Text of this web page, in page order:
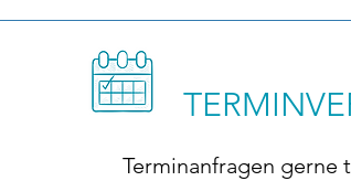
Terminanfragen gerne